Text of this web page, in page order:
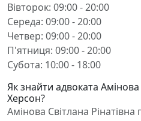
Вівторок: 09:00 - 20:00
Середа: 09:00 - 20:00
Четвер: 09:00 - 20:00
П'ятниця: 09:00 - 20:00
Субота: 10:00 - 18:00
Як знайти адвоката Амінова
Херсон?
Амінова Світлана